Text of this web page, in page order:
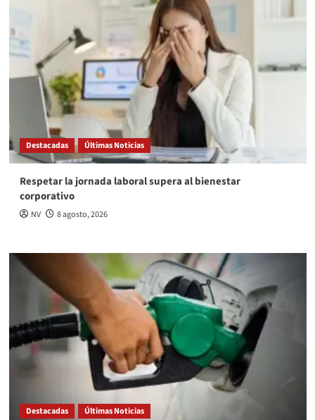
Destacadas Últimas Noticias
Respetar la jornada laboral supera al bienestar
corporativo
NV 8 agosto, 2026
Destacadas Últimas Noticias